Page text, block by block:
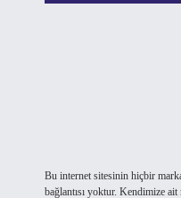
Bu internet sitesinin hiçbir
bağlantısı yoktur. Kendimize ait